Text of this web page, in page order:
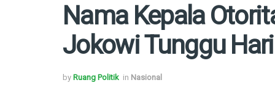
Nama Kepala
Jokowi Tunggu
by Ruang Politik in Nasional